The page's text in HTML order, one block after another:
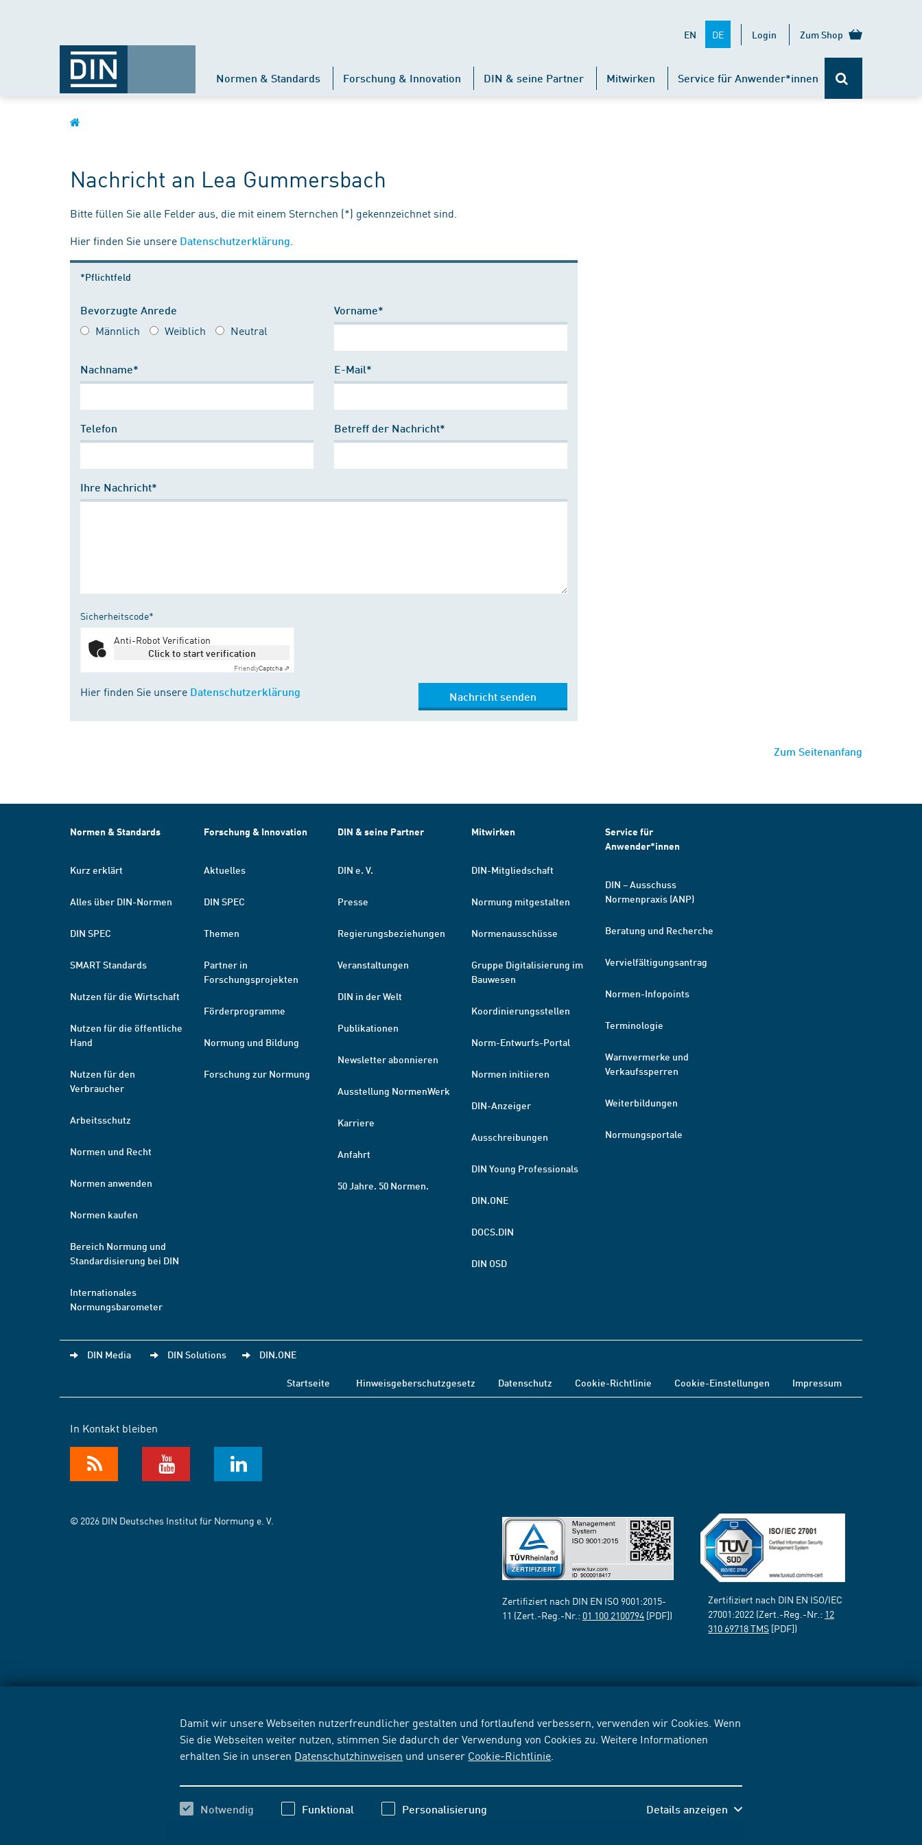
Damit wir unsere Webseiten nutzerfreundlicher gestalten und fortlaufend verbessern, verwenden wir Cookies. Wenn
Sie die Webseiten weiter nutzen, stimmen Sie dadurch der Verwendung von Cookies zu. Weitere Informationen
erhalten Sie in unseren Datenschutzhinweisen und unserer Cookie-Richtlinie
Notwendig Funktional Personalisierung Details anzeigen
EN DE Login Zum Shop
Normen & Standards Forschung & Innovation DIN & seine Partner Mitwirken Service für Anwender*innen
Nachricht an Lea Gummersbach
Bitte füllen Sie alle Felder aus, die mit einem Sternchen (*) gekennzeichnet sind.
Hier finden Sie unsere Datenschutzerklärung
*Pflichtfeld
Bevorzugte Anrede
Männlich Weiblich Neutral
Vorname*
Nachname* E-Mail*
Telefon Betreff der Nachricht*
Ihre Nachricht*
Sicherheitscode*
Anti-Robot Verification
Click to start verification
FriendlyCaptcha ⇗
Hier finden Sie unsere Datenschutzerklärung Nachricht senden
Zum Seitenanfang
Normen & Standards
Kurz erklärt
Alles über DIN-Normen
DIN SPEC
SMART Standards
Nutzen für die Wirtschaft
Nutzen für die öffentliche
Hand
Nutzen für den
Verbraucher
Arbeitsschutz
Normen und Recht
Normen anwenden
Normen kaufen
Bereich Normung und
Standardisierung bei DIN
Internationales
Normungsbarometer
Forschung & Innovation
Aktuelles
DIN SPEC
Themen
Partner in
Forschungsprojekten
Förderprogramme
Normung und Bildung
Forschung zur Normung
DIN & seine Partner
DIN e. V.
Presse
Regierungsbeziehungen
Veranstaltungen
DIN in der Welt
Publikationen
Newsletter abonnieren
Ausstellung NormenWerk
Karriere
Anfahrt
50 Jahre. 50 Normen.
Mitwirken
DIN-Mitgliedschaft
Normung mitgestalten
Normenausschüsse
Gruppe Digitalisierung im
Bauwesen
Koordinierungsstellen
Norm-Entwurfs-Portal
Normen initiieren
DIN-Anzeiger
Ausschreibungen
DIN Young Professionals
DIN.ONE
DOCS.DIN
DIN OSD
Service für
Anwender*innen
DIN – Ausschuss
Normenpraxis (ANP)
Beratung und Recherche
Vervielfältigungsantrag
Normen-Infopoints
Terminologie
Warnvermerke und
Verkaufssperren
Weiterbildungen
Normungsportale
DIN Media DIN Solutions DIN.ONE
Startseite Hinweisgeberschutzgesetz Datenschutz Cookie-Richtlinie Cookie-Einstellungen Impressum
In Kontakt bleiben
© 2026 DIN Deutsches Institut für Normung e. V.
Zertifiziert nach DIN EN ISO 9001:2015-
11 (Zert.-Reg.-Nr.: 01 100 2100794 [PDF])
Zertifiziert nach DIN EN ISO/IEC
27001:2022 (Zert.-Reg.-Nr.: 12
310 69718 TMS [PDF])